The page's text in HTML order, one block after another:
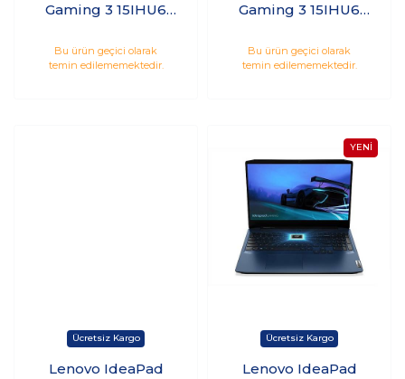
Gaming 3 15IHU6
11390H 16GB 512GB
SSD 4GB RTX3050Ti
Bu ürün geçici olarak
temin edilememektedir.
Gaming 3 15IHU6
11390H 16GB 1TB
256GB SSD 4GB
Bu ürün geçici olarak
temin edilememektedir.
Lenovo IdeaPad
Lenovo IdeaPad